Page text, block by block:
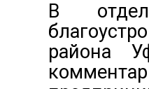
В
района